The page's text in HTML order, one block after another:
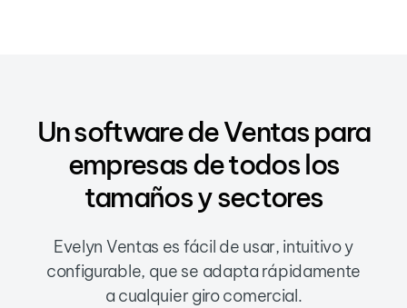
Un software de Ventas para
empresas de todos los
tamaños y sectores
Evelyn Ventas es fácil de usar, intuitivo y
configurable, que se adapta rápidamente
a cualquier giro comercial.